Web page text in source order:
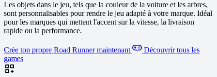
Les objets dans le jeu, tels que la couleur de la voiture et les arbres,
sont personnalisables pour rendre le jeu adapté à votre marque. Idéal
pour les marques qui mettent l'accent sur la vitesse, la livraison
rapide ou la performance.
Crée ton propre Road Runner maintenant
Découvrir tous les
games